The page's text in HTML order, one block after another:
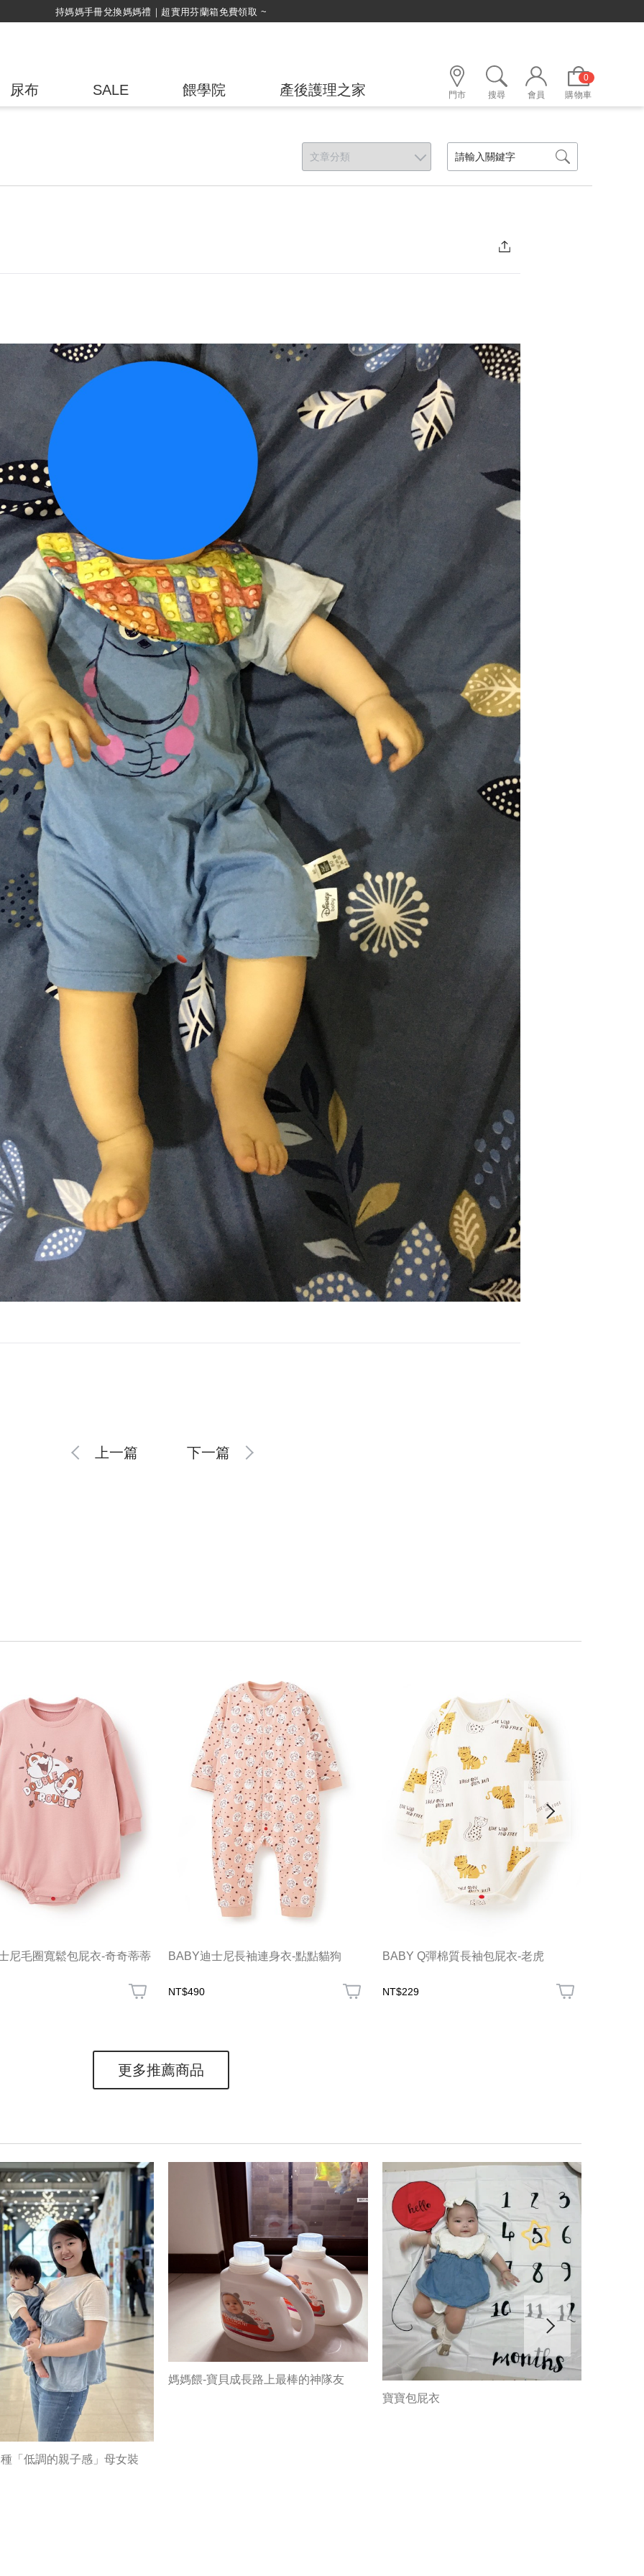
綁定LINE好友，500購物金立即折！
尿布 SALE 餵學院 產後護理之家 門市 搜尋 會員
0
購物車
上一篇 下一篇
尼毛圈寬鬆包屁衣-奇奇蒂蒂 BABY迪士尼長袖連身衣-點點貓狗
NT$490
BABY Q彈棉質長袖包屁衣-老虎
NT$229
更多推薦商品
「低調的親子感」母女裝
媽媽餵-寶貝成長路上最棒的神隊友
寶寶包屁衣